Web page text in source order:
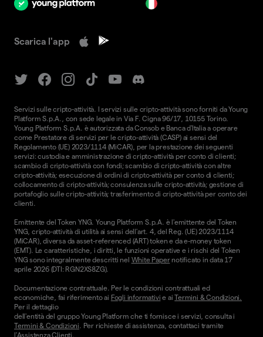
Scarica l'app
Servizi sulle cripto-attività. I servizi sulle cripto-attività sono forniti da Young
Platform S.p.A., con sede legale in Via F. Cigna 96/17, 10155 Torino.
Young Platform S.p.A. è autorizzata da Consob e Banca d'Italia a operare
come Prestatore di servizi per le cripto-attività (CASP) ai sensi del
Regolamento (UE) 2023/1114 (MiCAR), per la prestazione dei seguenti
servizi: custodia e amministrazione di cripto-attività per conto di clienti;
scambio di cripto-attività con fondi; scambio di cripto-attività con altre
cripto-attività; esecuzione di ordini di cripto-attività per conto di clienti;
collocamento di cripto-attività; consulenza sulle cripto-attività; gestione di
portafoglio sulle cripto-attività; trasferimento di cripto-attività per conto dei
clienti.
Emittente del Token YNG. Young Platform S.p.A. è l'emittente del Token
YNG, cripto-attività di utilità ai sensi dell'art. 4, del Reg. (UE) 2023/1114
(MiCAR), diversa da asset-referenced (ART) token e da e-money token
(EMT). Le caratteristiche, i diritti, le funzioni operative e i rischi del Token
YNG sono integralmente descritti nel White Papernotificato in data 17
aprile 2026 (DTI: RGN2XS8ZG).
Documentazione contrattuale. Per le condizioni contrattuali ed
economiche, fai riferimento ai Fogli informativi e aiTermini & Condizioni.
Per il dettaglio
dell'entità del gruppo Young Platform che ti fornisce i servizi, consulta i
Termini & Condizioni. Per richieste di assistenza, contattaci tramite
l'Assistenza Clienti.